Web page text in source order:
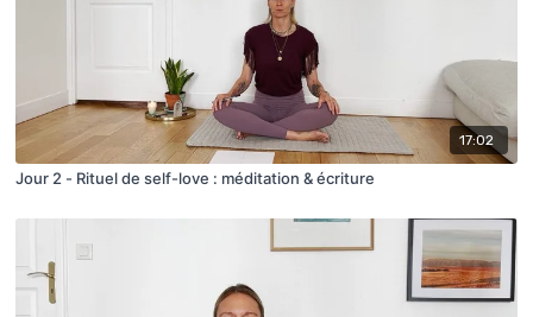
17:02
Jour 2 - Rituel de self-love : méditation & écriture